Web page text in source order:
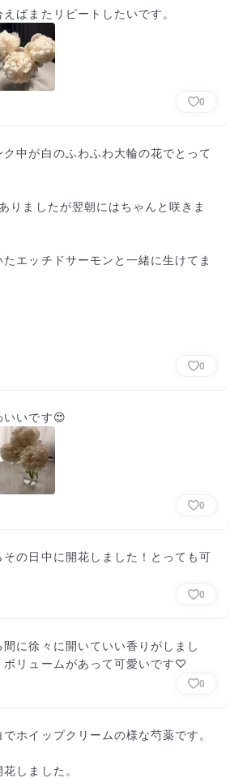
ばまたリピートしたいです。
0
中が白のふわふわ大輪の花でとって
りましたが翌朝にはちゃんと咲きま
エッチドサーモンと一緒に生けてま
0
いいです😍
0
の日中に開花しました！とっても可
0
に徐々に開いていい香りがしまし
ボリュームがあって可愛いです♡
0
でホイップクリームの様な芍薬です。
しました。